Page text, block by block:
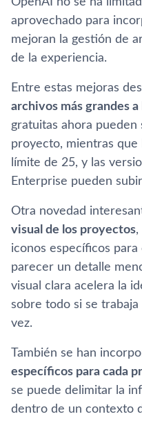
aprovechado para
mejoran la gestión de
de la experiencia.
Entre estas mejoras
archivos más grandes
gratuitas ahora
proyecto, mientras que
límite de 25, y las
Enterprise pueden
Otra novedad
visual de los proyectos,
iconos específicos
parecer un detalle
visual clara acelera la
sobre todo si se
vez.
También se han
específicos para cada
se puede delimitar la
dentro de un contexto